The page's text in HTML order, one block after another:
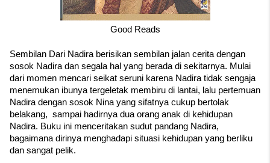
Good Reads
Sembilan Dari Nadira berisikan sembilan jalan cerita dengan
sosok Nadira dan segala hal yang berada di sekitarnya. Mulai
dari momen mencari seikat seruni karena Nadira tidak sengaja
menemukan ibunya tergeletak membiru di lantai, lalu pertemuan
Nadira dengan sosok Nina yang sifatnya cukup bertolak
belakang,  sampai hadirnya dua orang anak di kehidupan
Nadira. Buku ini menceritakan sudut pandang Nadira,
bagaimana dirinya menghadapi situasi kehidupan yang berliku
dan sangat pelik.